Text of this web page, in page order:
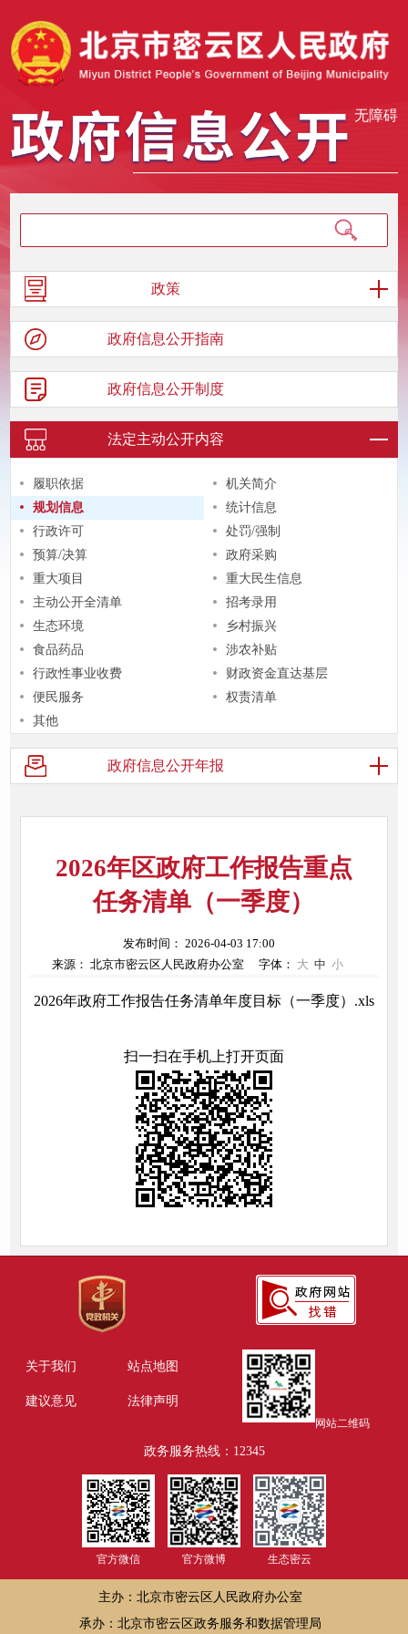
无障碍
政策
政府信息公开指南
政府信息公开制度
法定主动公开内容
履职依据
机关简介
规划信息
统计信息
行政许可
处罚/强制
预算/决算
政府采购
重大项目
重大民生信息
主动公开全清单
招考录用
生态环境
乡村振兴
食品药品
涉农补贴
行政性事业收费
财政资金直达基层
便民服务
权责清单
其他
政府信息公开年报
2026年区政府工作报告重点
任务清单（一季度）
发布时间： 2026-04-03 17:00
来源： 北京市密云区人民政府办公室
字体： 大 中 小
2026年政府工作报告任务清单年度目标（一季度）.xls
扫一扫在手机上打开页面
关于我们 站点地图
建议意见 法律声明
网站二维码
政务服务热线：12345
官方微信 官方微博 生态密云
主办：北京市密云区人民政府办公室
承办：北京市密云区政务服务和数据管理局